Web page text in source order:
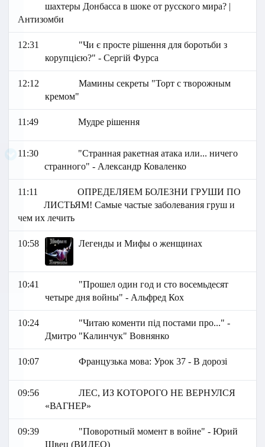
шахтеры Донбасса в шоке от русского мира? |
Антизомби
12:31
"Чи є просте рішення для боротьби з
корупцією?" - Сергій Фурса
12:12
Мамины секреты "Торт с творожным
кремом"
11:49 Мудре рішення
11:30
"Странная ракетная атака или... ничего
странного" - Александр Коваленко
11:11
ОПРЕДЕЛЯЕМ БОЛЕЗНИ ГРУШИ ПО
ЛИСТЬЯМ! Самые частые заболевания груш и
чем их лечить
10:58 Легенды и Мифы о женщинах
10:41
"Прошел один год и сто восемьдесят
четыре дня войны" - Альфред Кох
10:24
"Читаю коменти під постами про..." -
Дмитро "Калинчук" Вовнянко
10:07 Французька мова: Урок 37 - В дорозі
09:56
ЛЕС, ИЗ КОТОРОГО НЕ ВЕРНУЛСЯ
«ВАГНЕР»
09:39
"Поворотный момент в войне" - Юрий
Швец (ВИДЕО)